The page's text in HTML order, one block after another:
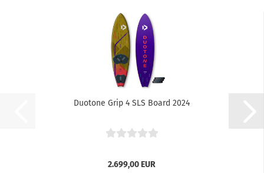
Duotone Grip 4 SLS Board 2024
2.699,00 EUR